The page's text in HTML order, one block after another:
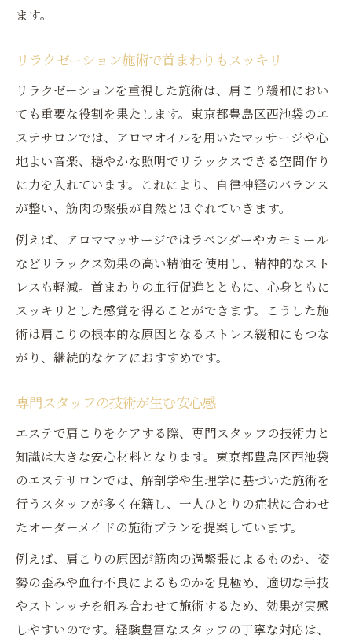
ます。
リラクゼーション施術で首まわりもスッキリ
リラクゼーションを重視した施術は、肩こり緩和におい
ても重要な役割を果たします。東京都豊島区西池袋のエ
ステサロンでは、アロマオイルを用いたマッサージや心
地よい音楽、穏やかな照明でリラックスできる空間作り
に力を入れています。これにより、自律神経のバランス
が整い、筋肉の緊張が自然とほぐれていきます。
例えば、アロママッサージではラベンダーやカモミール
などリラックス効果の高い精油を使用し、精神的なスト
レスも軽減。首まわりの血行促進とともに、心身ともに
スッキリとした感覚を得ることができます。こうした施
術は肩こりの根本的な原因となるストレス緩和にもつな
がり、継続的なケアにおすすめです。
専門スタッフの技術が生む安心感
エステで肩こりをケアする際、専門スタッフの技術力と
知識は大きな安心材料となります。東京都豊島区西池袋
のエステサロンでは、解剖学や生理学に基づいた施術を
行うスタッフが多く在籍し、一人ひとりの症状に合わせ
たオーダーメイドの施術プランを提案しています。
例えば、肩こりの原因が筋肉の過緊張によるものか、姿
勢の歪みや血行不良によるものかを見極め、適切な手技
やストレッチを組み合わせて施術するため、効果が実感
しやすいのです。経験豊富なスタッフの丁寧な対応は、